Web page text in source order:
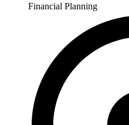
Financial Planning